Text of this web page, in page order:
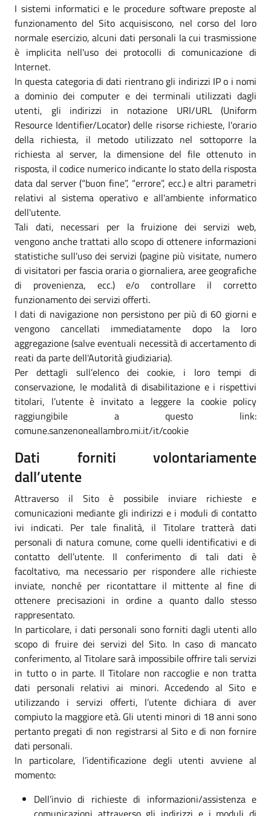
I sistemi informatici e le procedure software preposte al
funzionamento del Sito acquisiscono, nel corso del loro
normale esercizio, alcuni dati personali la cui trasmissione
è implicita nell'uso dei protocolli di comunicazione di
Internet.
In questa categoria di dati rientrano gli indirizzi IP o i nomi
a dominio dei computer e dei terminali utilizzati dagli
utenti, gli indirizzi in notazione URI/URL (Uniform
Resource Identifier/Locator) delle risorse richieste, l'orario
della richiesta, il metodo utilizzato nel sottoporre la
richiesta al server, la dimensione del file ottenuto in
risposta, il codice numerico indicante lo stato della risposta
data dal server (“buon fine”, “errore”, ecc.) e altri parametri
relativi al sistema operativo e all'ambiente informatico
dell'utente.
Tali dati, necessari per la fruizione dei servizi web,
vengono anche trattati allo scopo di ottenere informazioni
statistiche sull'uso dei servizi (pagine più visitate, numero
di visitatori per fascia oraria o giornaliera, aree geografiche
di provenienza, ecc.) e/o controllare il corretto
funzionamento dei servizi offerti.
I dati di navigazione non persistono per più di 60 giorni e
vengono cancellati immediatamente dopo la loro
aggregazione (salve eventuali necessità di accertamento di
reati da parte dell'Autorità giudiziaria).
Per dettagli sull’elenco dei cookie, i loro tempi di
conservazione, le modalità di disabilitazione e i rispettivi
titolari, l’utente è invitato a leggere la cookie policy
raggiungibile a questo link:
comune.sanzenoneallambro.mi.it/it/cookie
Dati forniti volontariamente
dall’utente
Attraverso il Sito è possibile inviare richieste e
comunicazioni mediante gli indirizzi e i moduli di contatto
ivi indicati. Per tale finalità, il Titolare tratterà dati
personali di natura comune, come quelli identificativi e di
contatto dell’utente. Il conferimento di tali dati è
facoltativo, ma necessario per rispondere alle richieste
inviate, nonché per ricontattare il mittente al fine di
ottenere precisazioni in ordine a quanto dallo stesso
rappresentato.
In particolare, i dati personali sono forniti dagli utenti allo
scopo di fruire dei servizi del Sito. In caso di mancato
conferimento, al Titolare sarà impossibile offrire tali servizi
in tutto o in parte. Il Titolare non raccoglie e non tratta
dati personali relativi ai minori. Accedendo al Sito e
utilizzando i servizi offerti, l’utente dichiara di aver
compiuto la maggiore età. Gli utenti minori di 18 anni sono
pertanto pregati di non registrarsi al Sito e di non fornire
dati personali.
In particolare, l’identificazione degli utenti avviene al
momento:
Dell’invio di richieste di informazioni/assistenza e